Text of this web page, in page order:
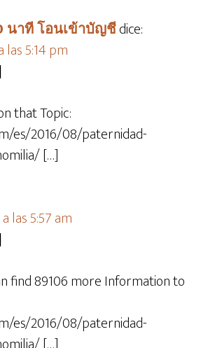
นาที โอนเข้าบัญชีdice:
5:14 pm
that Topic:
es/2016/08/paternidad-
[…]
las 5:57 am
find 89106 more Information to
es/2016/08/paternidad-